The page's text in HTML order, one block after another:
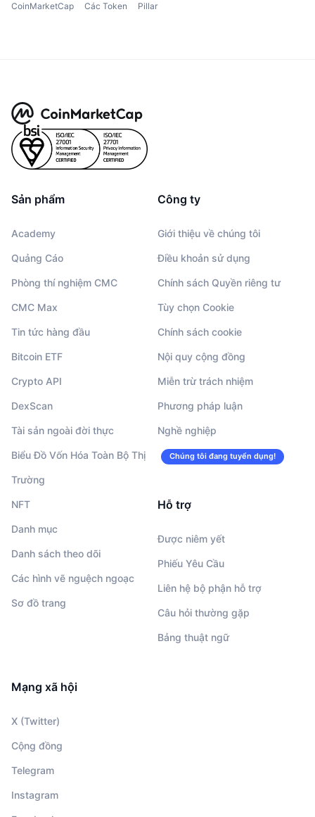
CoinMarketCap Các Token Pillar
Sản phẩm
Academy
Quảng Cáo
Phòng thí nghiệm CMC
CMC Max
Tin tức hàng đầu
Bitcoin ETF
Crypto API
DexScan
Tài sản ngoài đời thực
Biểu Đồ Vốn Hóa Toàn Bộ Thị
Trường
NFT
Danh mục
Danh sách theo dõi
Các hình vẽ nguệch ngoạc
Sơ đồ trang
Công ty
Giới thiệu về chúng tôi
Điều khoản sử dụng
Chính sách Quyền riêng tư
Tùy chọn Cookie
Chính sách cookie
Nội quy cộng đồng
Miễn trừ trách nhiệm
Phương pháp luận
Nghề nghiệp
Chúng tôi đang tuyển dụng!
Hỗ trợ
Được niêm yết
Phiếu Yêu Cầu
Liên hệ bộ phận hỗ trợ
Câu hỏi thường gặp
Bảng thuật ngữ
Mạng xã hội
X (Twitter)
Cộng đồng
Telegram
Instagram